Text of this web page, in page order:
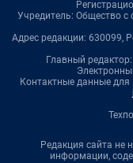
Учредитель: Общество
Адрес редакции: 630099,
Главный
Контактные данные для
Редакция сайта не
информации,